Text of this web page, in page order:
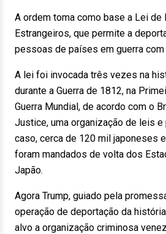
A ordem toma como base a Lei de
Estrangeiros, que permite a
pessoas de países em guerra
A lei foi invocada três vezes na
durante a Guerra de 1812, na
Guerra Mundial, de acordo com o
Justice, uma organização de leis
caso, cerca de 120 mil japoneses
foram mandados de volta dos
Japão.
Agora Trump, guiado pela
operação de deportação da
alvo a organização criminosa